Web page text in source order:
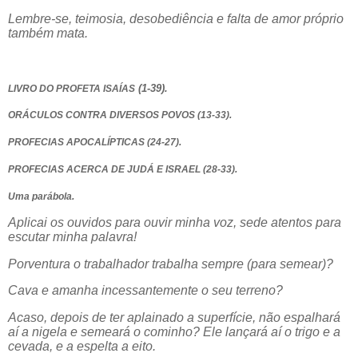
Lembre-se, teimosia, desobediência e falta de amor próprio
também mata.
LIVRO DO PROFETA ISAÍAS (1-39).
ORÁCULOS CONTRA DIVERSOS POVOS (13-33).
PROFECIAS APOCALÍPTICAS (24-27).
PROFECIAS ACERCA DE JUDÁ E ISRAEL (28-33).
Uma parábola.
Aplicai os ouvidos para ouvir minha voz, sede atentos para
escutar minha palavra!
Porventura o trabalhador trabalha sempre (para semear)?
Cava e amanha incessantemente o seu terreno?
Acaso, depois de ter aplainado a superfície, não espalhará
aí a nigela e semeará o cominho? Ele lançará aí o trigo e a
cevada, e a espelta a eito.